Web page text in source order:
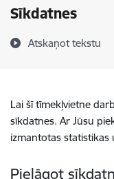
Sīkdatnes
Atskaņot tekstu
Lai šī tīmekļvietne
sīkdatnes. Ar Jūsu
izmantotas statistikas
Pielāgot